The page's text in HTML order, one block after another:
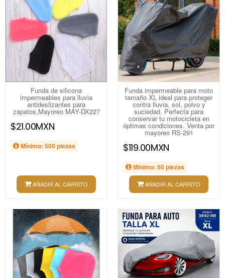
Funda de silicona
impermeables para lluvia
antideslizantes para
zapatos,Mayoreo MAY-DX227
$21.00MXN
Mínimo: 500 piezas
AÑADIR AL CARRITO
Funda impermeable para moto
tamaño XL ideal para proteger
contra lluvia, sol, polvo y
suciedad. Perfecta para
conservar tu motocicleta en
óptimas condiciones. Venta por
mayoreo RS-291
$119.00MXN
Mínimo: 50 piezas
AÑADIR AL CARRITO